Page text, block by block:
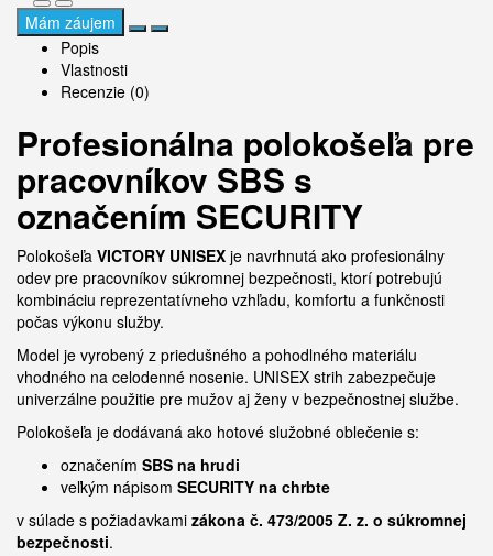
Mám záujem
Popis
Vlastnosti
Recenzie (0)
Profesionálna polokošeľa pre
pracovníkov SBS s
označením SECURITY
Polokošeľa VICTORY UNISEX je navrhnutá ako profesionálny
odev pre pracovníkov súkromnej bezpečnosti, ktorí potrebujú
kombináciu reprezentatívneho vzhľadu, komfortu a funkčnosti
počas výkonu služby.
Model je vyrobený z priedušného a pohodlného materiálu
vhodného na celodenné nosenie. UNISEX strih zabezpečuje
univerzálne použitie pre mužov aj ženy v bezpečnostnej službe.
Polokošeľa je dodávaná ako hotové služobné oblečenie s:
označením SBS na hrudi
veľkým nápisom SECURITY na chrbte
v súlade s požiadavkami zákona č. 473/2005 Z. z. o súkromnej
bezpečnosti.